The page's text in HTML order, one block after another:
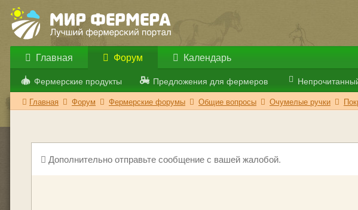
Главная Форум
Фермерские продукты Предложения для фермеров
Календарь
Главная Форум Фермерские форумы Общие вопросы Очумелые ручки
Дополнительно отправьте сообщение с вашей жалобой.